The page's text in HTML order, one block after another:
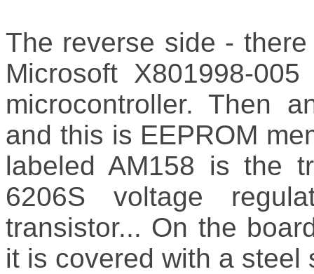
The reverse side -
Microsoft X801998-
microcontroller. Then
and this is EEPROM
labeled AM158 is the
6206S voltage
transistor... On the
it is covered with a steel